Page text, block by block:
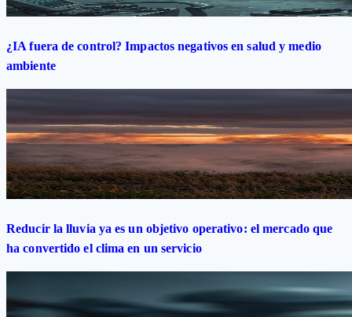
¿IA fuera de control? Impactos negativos en salud y medio
ambiente
Reducir la lluvia ya es un objetivo operativo: el mercado que
ha convertido el clima en un servicio